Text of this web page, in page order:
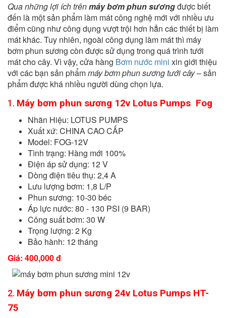
Qua những lợi ích trênmáy bơm phun sươngđược biết
đến là một sản phẩm làm mát công nghệ mới với nhiều ưu
điểm cũng như công dụng vượt trội hơn hẳn các thiết bị làm
mát khác. Tuy nhiên, ngoài công dụng làm mát thì máy
bơm phun sương còn được sử dụng trong quá trình tưới
mát cho cây. Vì vậy, cửa hàng Bơm nước mini xin giới thiệu
với các bạn sản phẩmmáy bơm phun sương tưới cây– sản
phẩm được khá nhiều người dùng chọn lựa.
1. Máy bơm phun sương 12v Lotus Pumps Fog
Nhãn Hiệu: LOTUS PUMPS
Xuất xứ: CHINA CAO CẤP
Model: FOG-12V
Tình trạng: Hàng mới 100%
Điện áp sử dụng: 12 V
Dòng điện tiêu thụ: 2,4 A
Lưu lượng bơm: 1,8 L/P
Phun sương: 10-30 béc
Áp lực nước: 80 - 130 PSI (9 BAR)
Công suất bơm: 30 W
Trọng lượng: 2 Kg
Bảo hành: 12 tháng
Giá: 400,000 đ
2. Máy bơm phun sương 24v Lotus Pumps HT-
75